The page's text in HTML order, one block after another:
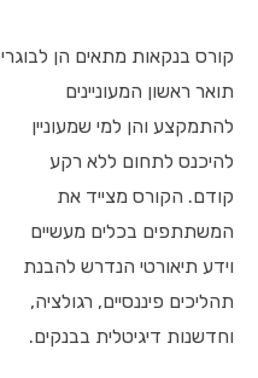
קורס בנקאות מתאים הן לבוגרי
תואר ראשון המעוניינים
להתמקצע והן למי שמעוניין
להיכנס לתחום ללא רקע
קודם. הקורס מצייד את
המשתתפים בכלים מעשיים
וידע תיאורטי הנדרש להבנת
תהליכים פיננסיים, רגולציה,
וחדשנות דיגיטלית בבנקים.